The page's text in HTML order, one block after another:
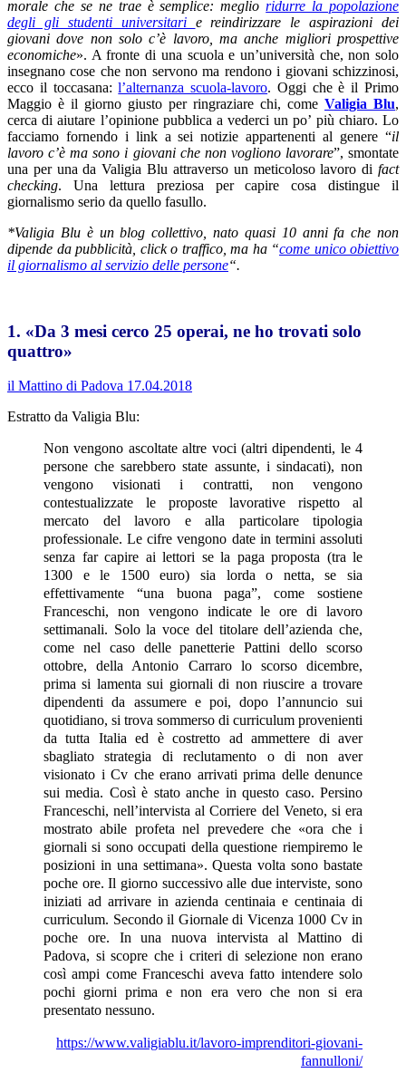
morale che se ne trae è semplice: meglioridurre la popolazione
degli gli studenti universitari e reindirizzare le aspirazioni dei
giovani dove non solo c’è lavoro, ma anche migliori prospettive
economiche». A fronte di una scuola e un’università che, non solo
insegnano cose che non servono ma rendono i giovani schizzinosi,
ecco il toccasana:l’alternanza scuola-lavoro. Oggi che è il Primo
Maggio è il giorno giusto per ringraziare chi, come Valigia Blu,
cerca di aiutare l’opinione pubblica a vederci un po’ più chiaro. Lo
facciamo fornendo i link a sei notizie appartenenti al genere “il
lavoro c’è ma sono i giovani che non vogliono lavorare”, smontate
una per una da Valigia Blu attraverso un meticoloso lavoro di fact
checking. Una lettura preziosa per capire cosa distingue il
giornalismo serio da quello fasullo.
*Valigia Blu è un blog collettivo, nato quasi 10 anni fa che non
dipende da pubblicità, click o traffico, ma ha “come unico obiettivo
il giornalismo al servizio delle persone“.
1. «Da 3 mesi cerco 25 operai, ne ho trovati solo
quattro»
il Mattino di Padova 17.04.2018
Estratto da Valigia Blu:
Non vengono ascoltate altre voci (altri dipendenti, le 4
persone che sarebbero state assunte, i sindacati), non
vengono visionati i contratti, non vengono
contestualizzate le proposte lavorative rispetto al
mercato del lavoro e alla particolare tipologia
professionale. Le cifre vengono date in termini assoluti
senza far capire ai lettori se la paga proposta (tra le
1300 e le 1500 euro) sia lorda o netta, se sia
effettivamente “una buona paga”, come sostiene
Franceschi, non vengono indicate le ore di lavoro
settimanali. Solo la voce del titolare dell’azienda che,
come nel caso delle panetterie Pattini dello scorso
ottobre, della Antonio Carraro lo scorso dicembre,
prima si lamenta sui giornali di non riuscire a trovare
dipendenti da assumere e poi, dopo l’annuncio sui
quotidiano, si trova sommerso di curriculum provenienti
da tutta Italia ed è costretto ad ammettere di aver
sbagliato strategia di reclutamento o di non aver
visionato i Cv che erano arrivati prima delle denunce
sui media. Così è stato anche in questo caso. Persino
Franceschi, nell’intervista al Corriere del Veneto, si era
mostrato abile profeta nel prevedere che «ora che i
giornali si sono occupati della questione riempiremo le
posizioni in una settimana». Questa volta sono bastate
poche ore. Il giorno successivo alle due interviste, sono
iniziati ad arrivare in azienda centinaia e centinaia di
curriculum. Secondo il Giornale di Vicenza 1000 Cv in
poche ore. In una nuova intervista al Mattino di
Padova, si scopre che i criteri di selezione non erano
così ampi come Franceschi aveva fatto intendere solo
pochi giorni prima e non era vero che non si era
presentato nessuno.
https://www.valigiablu.it/lavoro-imprenditori-giovani-
fannulloni/